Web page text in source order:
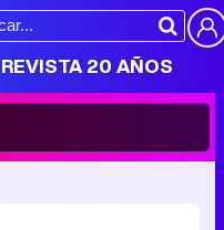
REVISTA 20 AÑOS